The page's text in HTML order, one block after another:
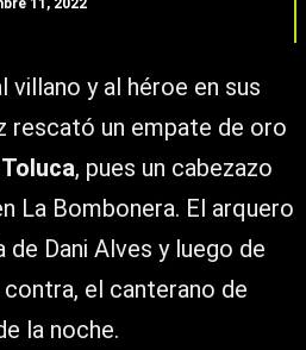
11, 2022
villano y al héroe en sus
rescató un empate de oro
Toluca, pues un cabezazo
La Bombonera. El arquero
de Dani Alves y luego de
contra, el canterano de
la noche.